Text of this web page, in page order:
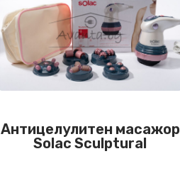
Антицелулитен масажор
Solac Sculptural